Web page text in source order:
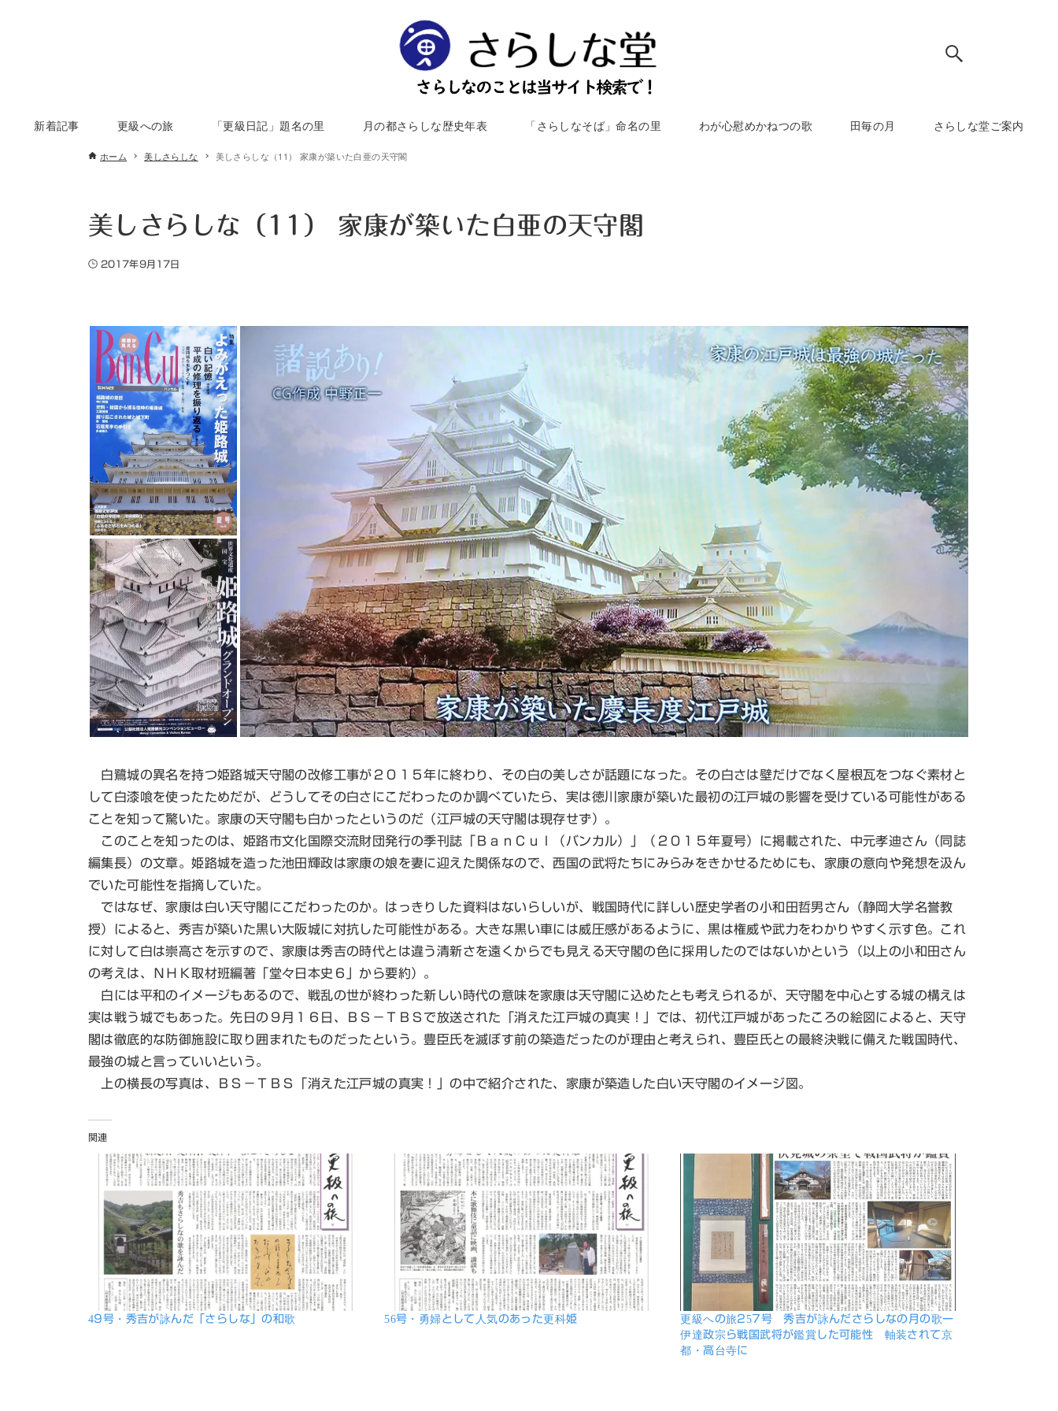
新着記事 更級への旅 「更級日記」題名の里 月の都さらしな歴史年表 「さらしなそば」命名の里 わが心慰めかねつの歌 田毎の月 さらしな堂ご案内
ホーム 美しさらしな 美しさらしな（11） 家康が築いた白亜の天守閣
美しさらしな（11） 家康が築いた白亜の天守閣
2017年9月17日
白鷺城の異名を持つ姫路城天守閣の改修工事が２０１５年に終わり、その白の美しさが話題になった。その白さは壁だけでなく屋根瓦をつなぐ素材と
して白漆喰を使ったためだが、どうしてその白さにこだわったのか調べていたら、実は徳川家康が築いた最初の江戸城の影響を受けている可能性がある
ことを知って驚いた。家康の天守閣も白かったというのだ（江戸城の天守閣は現存せず）。
このことを知ったのは、姫路市文化国際交流財団発行の季刊誌「ＢａｎＣｕｌ（バンカル）」（２０１５年夏号）に掲載された、中元孝迪さん（同誌
編集長）の文章。姫路城を造った池田輝政は家康の娘を妻に迎えた関係なので、西国の武将たちにみらみをきかせるためにも、家康の意向や発想を汲ん
でいた可能性を指摘していた。
ではなぜ、家康は白い天守閣にこだわったのか。はっきりした資料はないらしいが、戦国時代に詳しい歴史学者の小和田哲男さん（静岡大学名誉教
授）によると、秀吉が築いた黒い大阪城に対抗した可能性がある。大きな黒い車には威圧感があるように、黒は権威や武力をわかりやすく示す色。これ
に対して白は崇高さを示すので、家康は秀吉の時代とは違う清新さを遠くからでも見える天守閣の色に採用したのではないかという（以上の小和田さん
の考えは、ＮＨＫ取材班編著「堂々日本史６」から要約）。
白には平和のイメージもあるので、戦乱の世が終わった新しい時代の意味を家康は天守閣に込めたとも考えられるが、天守閣を中心とする城の構えは
実は戦う城でもあった。先日の９月１６日、ＢＳ－ＴＢＳで放送された「消えた江戸城の真実！」では、初代江戸城があったころの絵図によると、天守
閣は徹底的な防御施設に取り囲まれたものだったという。豊臣氏を滅ぼす前の築造だったのが理由と考えられ、豊臣氏との最終決戦に備えた戦国時代、
最強の城と言っていいという。
上の横長の写真は、ＢＳ－ＴＢＳ「消えた江戸城の真実！」の中で紹介された、家康が築造した白い天守閣のイメージ図。
関連
49号・秀吉が詠んだ「さらしな」の和歌 56号・勇婦として人気のあった更科姫
更級への旅257号 秀吉が詠んださらしなの月の歌ー
伊達政宗ら戦国武将が鑑賞した可能性 軸装されて京
都・高台寺に